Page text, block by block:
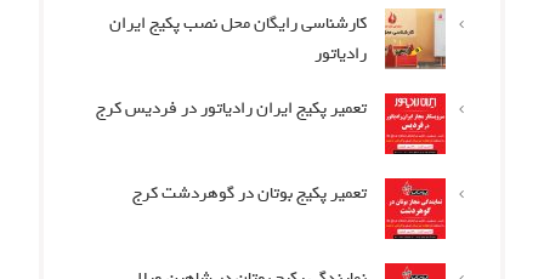
کارشناسی رایگان محل نصب پکیج ایران
رادیاتور
تعمیر پکیج ایران رادیاتور در فردیس کرج
تعمیر پکیج بوتان در گوهردشت کرج